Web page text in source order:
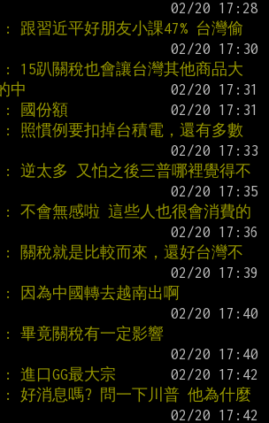
: 跟習近平好朋友小課47% 台灣偷
: 15趴關稅也會讓台灣其他商品大
中
: 國份額
: 照慣例要扣掉台積電，還有多數
: 逆太多 又怕之後三普哪裡覺得不
: 不會無感啦 這些人也很會消費的
: 關稅就是比較而來，還好台灣不
: 因為中國轉去越南出啊
: 畢竟關稅有一定影響
: 進口GG最大宗
: 好消息嗎? 問一下川普 他為什麼